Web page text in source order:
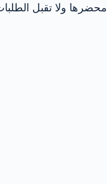
محضرها ولا تقبل